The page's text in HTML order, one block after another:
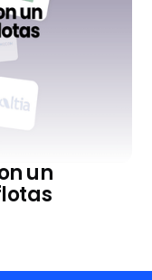
un